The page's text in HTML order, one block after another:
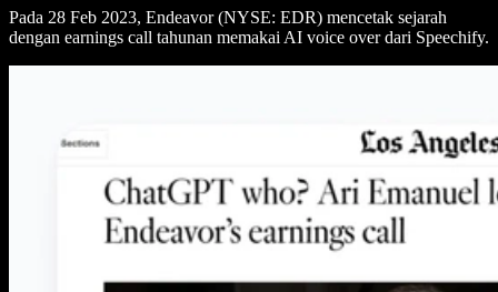
Pada 28 Feb 2023, Endeavor (NYSE: EDR) mencetak sejarah
dengan earnings call tahunan memakai AI voice over dari Speechify.